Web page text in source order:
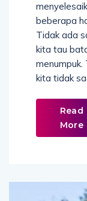
beberapa
Tidak ada
kita tau
menumpuk.
kita tidak
Read
More